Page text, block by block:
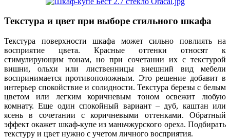
Текстура и цвет при выборе стильного шкафа
Текстура поверхности шкафа может сильно повлиять на
восприятие цвета. Красные оттенки относят к
стимулирующим тонам, но при сочетании их с текстурой
вишни, ольхи или лиственницы внешний вид мебели
воспринимается противоположным. Это решение добавит в
интерьер спокойствие и солидности. Текстура березы с белым
цветом или легким коричневым тоном освежит любую
комнату. Еще один спокойный вариант – дуб, каштан или
ясень в сочетании с коричневыми оттенками. Обратный
эффект окажет шкаф-купе из маньчжурского ореха. Подбирать
текстуру и цвет нужно с учетом личного восприятия.